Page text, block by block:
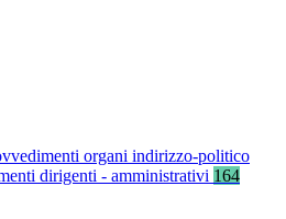
organi indirizzo-politico
dirigenti - amministrativi 164